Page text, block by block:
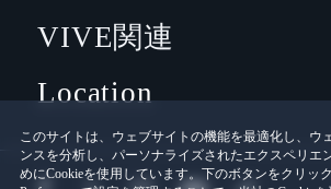
このサイトは、ウェブサイトの機能を最適化し、ウ
ンスを分析し、パーソナライズされたエクスペリエ
めにCookieを使用しています。下のボタンをクリッ
VIVE関連
Location